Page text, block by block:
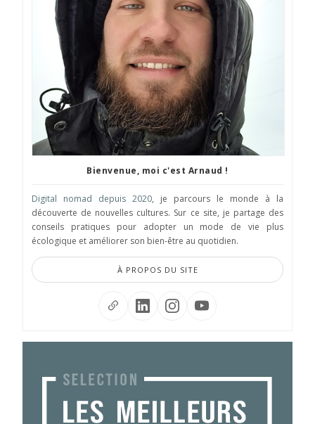
Bienvenue, moi c'est Arnaud !
Digital nomad depuis 2020, je parcours le monde à la
découverte de nouvelles cultures. Sur ce site, je partage des
conseils pratiques pour adopter un mode de vie plus
écologique et améliorer son bien-être au quotidien.
À PROPOS DU SITE